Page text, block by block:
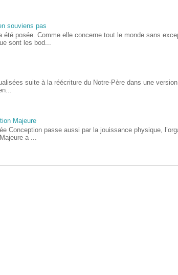
souviens pas
été posée. Comme elle concerne tout le monde sans
sont les bod...
suite à la réécriture du Notre-Père dans une
Majeure
Conception passe aussi par la jouissance physique,
a ...